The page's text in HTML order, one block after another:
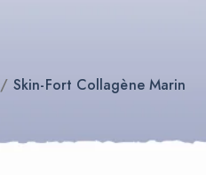
/ Skin-Fort Collagène Marin